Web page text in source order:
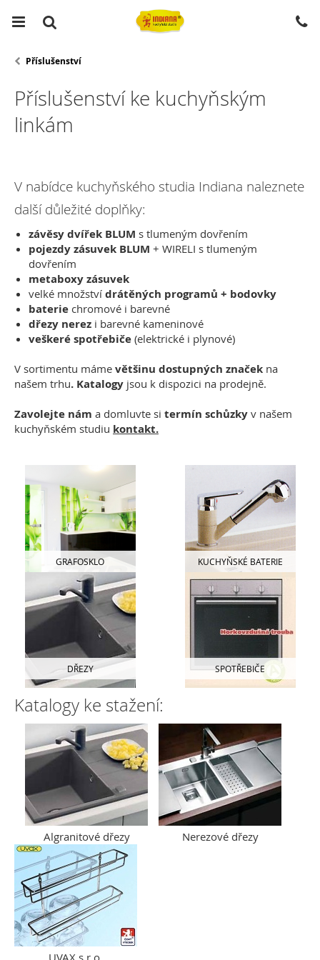
Příslušenství
Příslušenství ke kuchyňským
linkám
V nabídce kuchyňského studia Indiana naleznete
další důležité doplňky:
závěsy dvířek BLUM s tlumeným dovřením
pojezdy zásuvek BLUM + WIRELI s tlumeným
dovřením
metaboxy zásuvek
velké množství drátěných programů + bodovky
baterie chromové i barevné
dřezy nerez i barevné kameninové
veškeré spotřebiče (elektrické i plynové)
V sortimentu máme většinu dostupných značek na
našem trhu. Katalogy jsou k dispozici na prodejně.
Zavolejte nám a domluvte si termín schůzky v našem
kuchyňském studiu kontakt.
GRAFOSKLO KUCHYŇSKÉ BATERIE
DŘEZY SPOTŘEBIČE
Katalogy ke stažení:
Algranitové dřezy Nerezové dřezy
UVAX s.r.o.